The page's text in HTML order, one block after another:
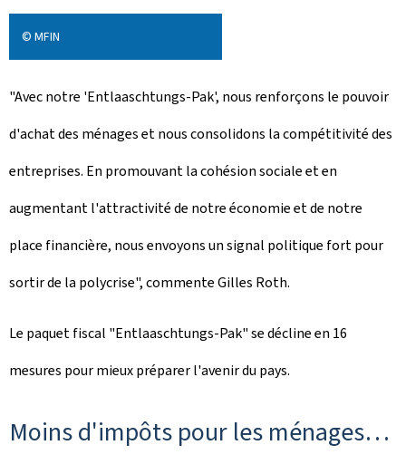
© MFIN
"Avec notre 'Entlaaschtungs-Pak', nous renforçons le pouvoir
d'achat des ménages et nous consolidons la compétitivité des
entreprises. En promouvant la cohésion sociale et en
augmentant l'attractivité de notre économie et de notre
place financière, nous envoyons un signal politique fort pour
sortir de la polycrise", commente Gilles Roth.
Le paquet fiscal "Entlaaschtungs-Pak" se décline en 16
mesures pour mieux préparer l'avenir du pays.
Moins d'impôts pour les ménages…